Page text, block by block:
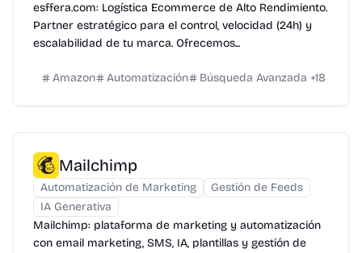
esffera.com: Logística Ecommerce de Alto Rendimiento.
Partner estratégico para el control, velocidad (24h) y
escalabilidad de tu marca. Ofrecemos...
Amazon Automatización Búsqueda Avanzada +18
Mailchimp
Automatización de Marketing
Gestión de Feeds
IA Generativa
Mailchimp: plataforma de marketing y automatización
con email marketing, SMS, IA, plantillas y gestión de